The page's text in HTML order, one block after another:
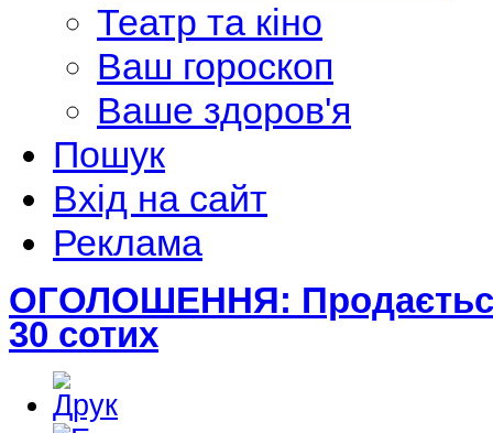
Театр та кіно
Ваш гороскоп
Ваше здоров'я
Пошук
Вхід на сайт
Реклама
ОГОЛОШЕННЯ:
30 сотих